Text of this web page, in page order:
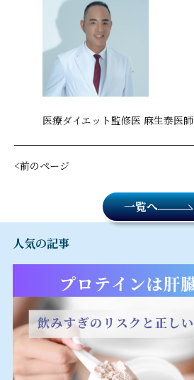
医療ダイエット監修医 麻生泰医師
前のページ
一覧へ
人気の記事